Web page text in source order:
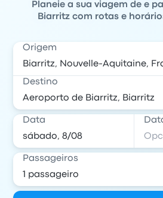
Planeie a sua viagem de e
Biarritz com rotas e
Origem
Destino
Data
Passageiros